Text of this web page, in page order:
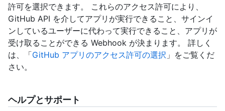
許可を選択できます。 これらのアクセス許可により、
GitHub API を介してアプリが実行できること、サインイ
ンしているユーザーに代わって実行できること、アプリが
受け取ることができる Webhook が決まります。 詳しく
は、「GitHub アプリのアクセス許可の選択 」をご覧くだ
さい。
ヘルプとサポート